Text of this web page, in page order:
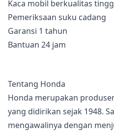
Kaca mobil berkualitas
Pemeriksaan suku cadang
Garansi 1 tahun
Bantuan 24 jam
Tentang Honda
Honda merupakan
yang didirikan sejak 1948.
mengawalinya dengan